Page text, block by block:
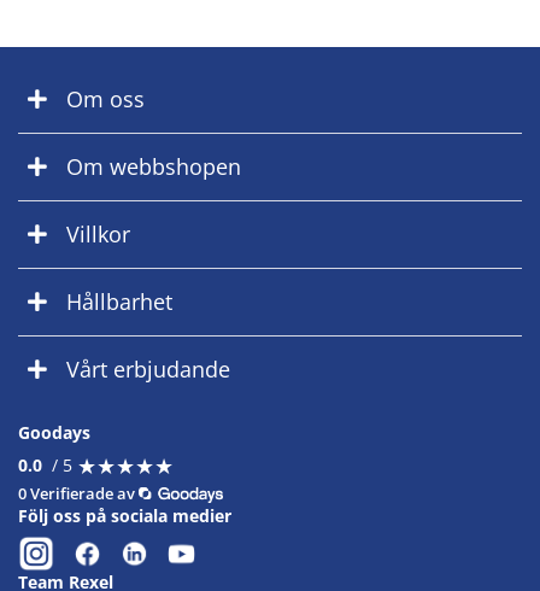
Om oss
Om webbshopen
Villkor
Hållbarhet
Vårt erbjudande
Goodays
0.0 / 5 ★★★★★
★★★★★
0 Verifierade av
Följ oss på sociala medier
Team Rexel